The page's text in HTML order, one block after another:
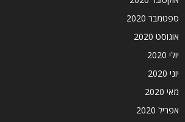
ספטמבר 2020
אוגוסט 2020
יולי 2020
יוני 2020
מאי 2020
אפריל 2020